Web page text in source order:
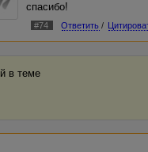
спасибо!
#74 Ответить /
в темe